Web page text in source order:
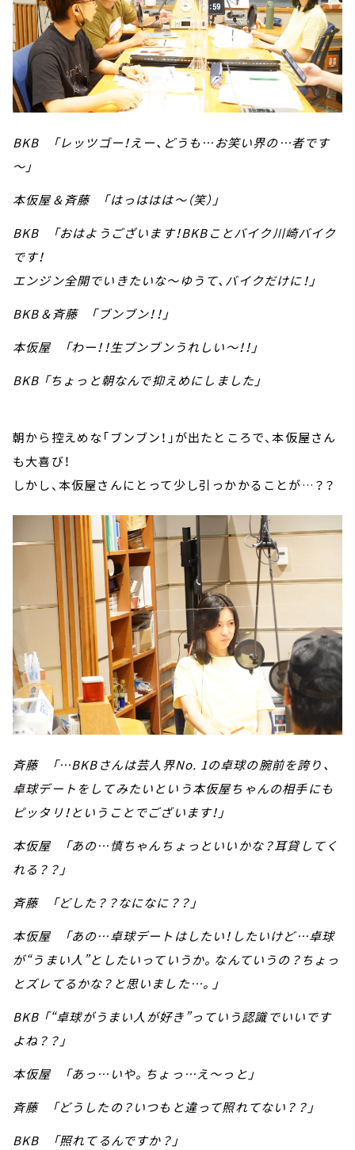
BKB 「レッツゴー！えー、どうも…お笑い界の…者です
～」
本仮屋＆斉藤 「はっははは～（笑）」
BKB 「おはようございます！BKBことバイク川崎バイク
です！
エンジン全開でいきたいな～ゆうて、バイクだけに！」
BKB＆斉藤 「ブンブン！！」
本仮屋 「わー！！生ブンブンうれしい～！！」
BKB 「ちょっと朝なんで抑えめにしました」
朝から控えめな「ブンブン！」が出たところで、本仮屋さん
も大喜び！
しかし、本仮屋さんにとって少し引っかかることが…？？
斉藤 「…BKBさんは芸人界No. 1の卓球の腕前を誇り、
卓球デートをしてみたいという本仮屋ちゃんの相手にも
ピッタリ！ということでございます！」
本仮屋 「あの…慎ちゃんちょっといいかな？耳貸してく
れる？？」
斉藤 「どした？？なになに？？」
本仮屋 「あの…卓球デートはしたい！したいけど…卓球
が“うまい人”としたいっていうか。なんていうの？ちょっ
とズレてるかな？と思いました…。」
BKB 「“卓球がうまい人が好き”っていう認識でいいです
よね？？」
本仮屋 「あっ…いや。ちょっ…え～っと」
斉藤 「どうしたの？いつもと違って照れてない？？」
BKB 「照れてるんですか？」